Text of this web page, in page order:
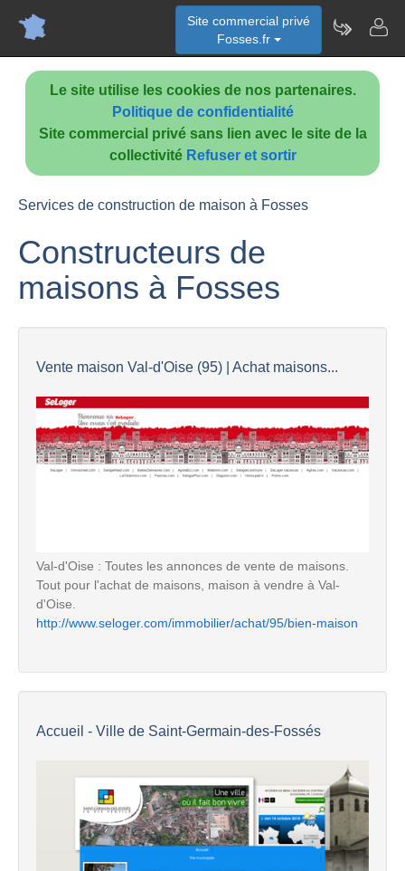
Le site utilise les cookies de nos partenaires.
Politique de confidentialité
Site commercial privé sans lien avec le site de la
collectivité Refuser et sortir
Site commercial privé
Fosses.fr
Services de construction de maison à Fosses
Constructeurs de
maisons à Fosses
Vente maison Val-d'Oise (95) | Achat maisons...
Val-d'Oise : Toutes les annonces de vente de maisons.
Tout pour l'achat de maisons, maison à vendre à Val-
d'Oise.
http://www.seloger.com/immobilier/achat/95/bien-maison
Accueil - Ville de Saint-Germain-des-Fossés